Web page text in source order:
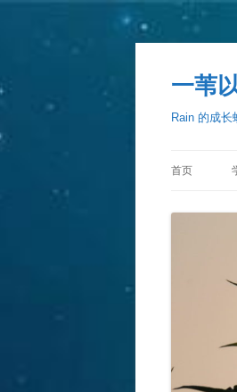
一苇
Rain 的成长
首页